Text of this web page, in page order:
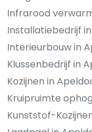
Infrarood
Installatiebedrijf
Interieurbouw in
Klussenbedrijf in
Kozijnen in
Kruipruimte
Kunststof-